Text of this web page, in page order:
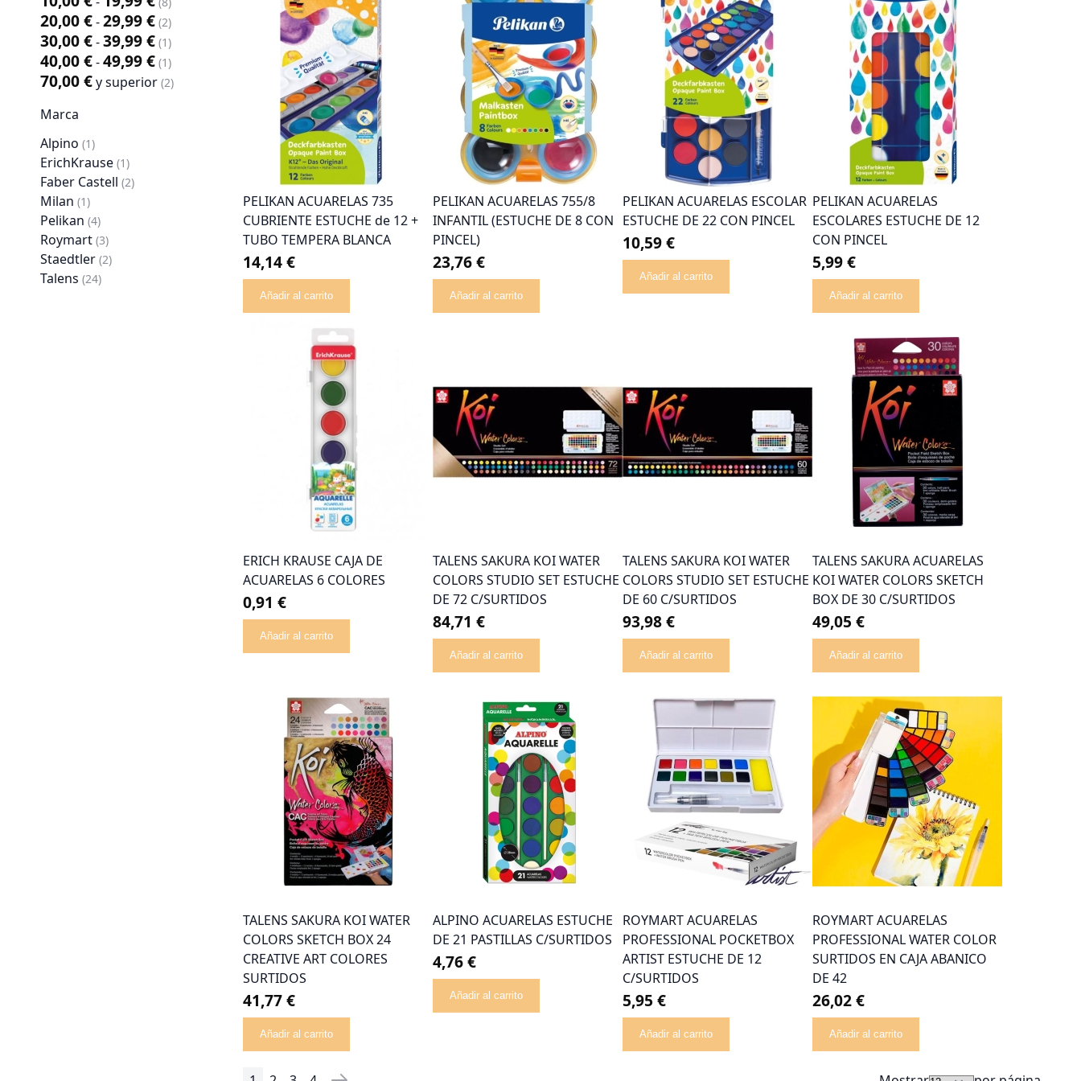
20,00 €-29,99 € 2
artículo
30,00 €-39,99 € 1
artículo
40,00 €-49,99 € 1
artículo
70,00 €y superior 2
artículo
Marca
Alpino 1
artículo
ErichKrause 1
artículo
Faber Castell 2
artículo
Milan 1
artículo
Pelikan 4
artículo
Roymart 3
artículo
Staedtler 2
artículo
Talens 24
artículo
PELIKAN ACUARELAS 735
CUBRIENTE ESTUCHE de 12 +
TUBO TEMPERA BLANCA
14,14 €
Añadir al carrito
PELIKAN ACUARELAS 755/8
INFANTIL (ESTUCHE DE 8 CON
PINCEL)
23,76 €
Añadir al carrito
PELIKAN ACUARELAS ESCOLAR
ESTUCHE DE 22 CON PINCEL
10,59 €
Añadir al carrito
PELIKAN ACUARELAS
ESCOLARES ESTUCHE DE 12
CON PINCEL
5,99 €
Añadir al carrito
ERICH KRAUSE CAJA DE
ACUARELAS 6 COLORES
0,91 €
Añadir al carrito
TALENS SAKURA KOI WATER
COLORS STUDIO SET ESTUCHE
DE 72 C/SURTIDOS
84,71 €
Añadir al carrito
TALENS SAKURA KOI WATER
COLORS STUDIO SET ESTUCHE
DE 60 C/SURTIDOS
93,98 €
Añadir al carrito
TALENS SAKURA ACUARELAS
KOI WATER COLORS SKETCH
BOX DE 30 C/SURTIDOS
49,05 €
Añadir al carrito
TALENS SAKURA KOI WATER
COLORS SKETCH BOX 24
CREATIVE ART COLORES
SURTIDOS
41,77 €
Añadir al carrito
ALPINO ACUARELAS ESTUCHE
DE 21 PASTILLAS C/SURTIDOS
4,76 €
Añadir al carrito
ROYMART ACUARELAS
PROFESSIONAL POCKETBOX
ARTIST ESTUCHE DE 12
C/SURTIDOS
5,95 €
Añadir al carrito
ROYMART ACUARELAS
PROFESSIONAL WATER COLOR
SURTIDOS EN CAJA ABANICO
DE 42
26,02 €
Añadir al carrito